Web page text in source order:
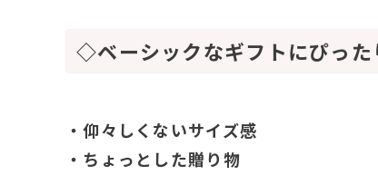
◇ベーシックなギフトにぴっ
・仰々しくないサイズ感
・ちょっとした贈り物